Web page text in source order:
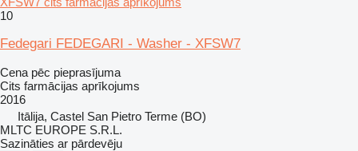
10
Fedegari FEDEGARI - Washer - XFSW7
Cena pēc pieprasījuma
Cits farmācijas aprīkojums
2016
Itālija, Castel San Pietro Terme (BO)
MLTC EUROPE S.R.L.
Sazināties ar pārdevēju